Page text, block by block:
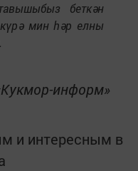
беткән
мин һәр елны
информ»
и интересным в